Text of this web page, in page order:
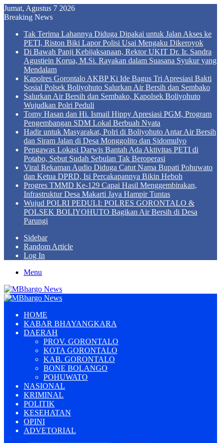
Jumat, Agustus 7 2026
Breaking News
Tak Terima Lahannya Diduga Dipakai untuk Jalan Akses ke
PETI, Riston Biki Lapor Polisi Usai Mengaku Dikeroyok
Di Bawah Panji Kebijaksanaan, Rektor UKIT Dr. Ir. Sandra
Agustiein Korua, M.Si. Rayakan dalam Suasana Syukur yang
Mendalam
Kapolres Gorontalo AKBP Ki Ide Bagus Tri Apresiasi Bakti
Sosial Polsek Boliyohuto Salurkan Air Bersih dan Sembako
Salurkan Air Bersih dan Sembako, Kapolsek Boliyohuto
Wujudkan Polri Peduli
Tomy Hasan dan Hi. Ismail Hippy Apresiasi PGM, Program
Pengembangan SDM Lokal Berbuah Nyata
Hadir untuk Masyarakat, Polri di Boliyohuto Antar Air Bersih
dan Siram Jalan di Desa Monggolito dan Sidomulyo
Pengawas Lokasi Darwis Bantah Ada Aktivitas PETI di
Potabo, Sebut Sudah Sebulan Tak Beroperasi
Viral Rekaman Audio Diduga Catut Nama Bupati Pohuwato
dan Ketua DPRD, Isi Percakapannya Bikin Heboh
Progres TMMD Ke-129 Capai Hasil Menggembirakan,
Infrastruktur Desa Makarti Jaya Hampir Tuntas
Wujud POLRI PEDULI: POLRES GORONTALO &
POLSEK BOLIYOHUTO Bagikan Air Bersih di Desa
Parungi
Sidebar
Random Article
Log In
Menu
HOME
KABAR BHAYANGKARA
DAERAH
PROV. GORONTALO
KOTA GORONTALO
KAB. GORONTALO
BONE BOLANGO
POHUWATO
NASIONAL
KRIMINAL
POLITIK
KESEHATAN
OPINI
ADVETORIAL